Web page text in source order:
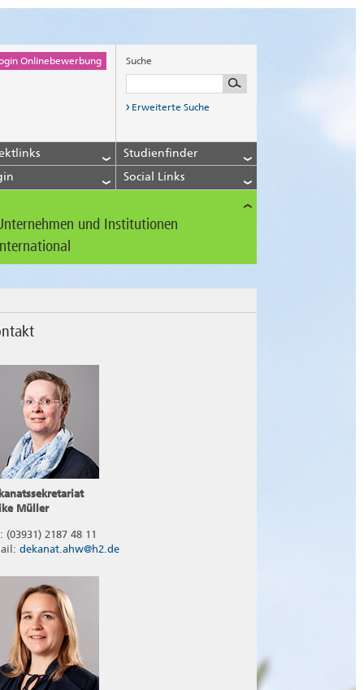
Onlinebewerbung Suche
Erweiterte Suche
Studienfinder
Social Links
und Institutionen
Müller
(03931) 2187 48 11
dekanat.ahw@h2.de